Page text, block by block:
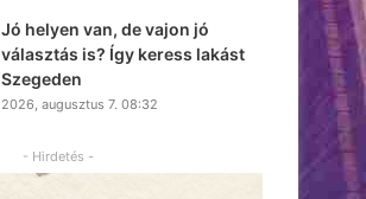
Jó helyen van, de vajon jó
választás is? Így keress lakást
Szegeden
2026, augusztus 7. 08:32
- Hirdetés -